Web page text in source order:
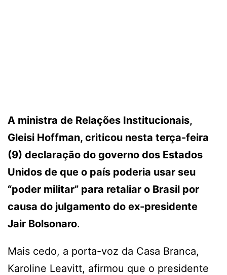
A ministra de Relações Institucionais,
Gleisi Hoffman, criticou nesta terça-feira
(9) declaração do governo dos Estados
Unidos de que o país poderia usar seu
“poder militar” para retaliar o Brasil por
causa do julgamento do ex-presidente
Jair Bolsonaro.
Mais cedo, a porta-voz da Casa Branca,
Karoline Leavitt, afirmou que o presidente